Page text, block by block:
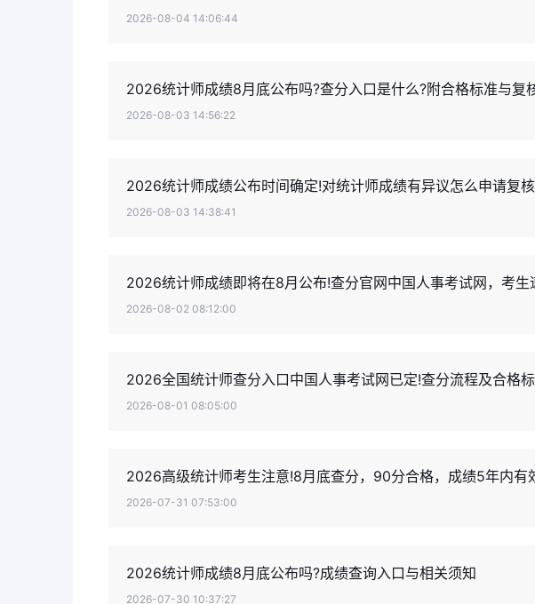
2026-08-04 14:06:44
2026统计师成绩8月底公布吗?查分入口是什么?附合格标准与复
2026-08-03 14:56:22
2026统计师成绩公布时间确定!对统计师成绩有异议怎么申请复
2026-08-03 14:38:41
2026统计师成绩即将在8月公布!查分官网中国人事考试网，考生
2026-08-02 08:12:00
2026全国统计师查分入口中国人事考试网已定!查分流程及合格
2026-08-01 08:05:00
2026高级统计师考生注意!8月底查分，90分合格，成绩5年内有
2026-07-31 07:53:00
2026统计师成绩8月底公布吗?成绩查询入口与相关须知
2026-07-30 10:37:27